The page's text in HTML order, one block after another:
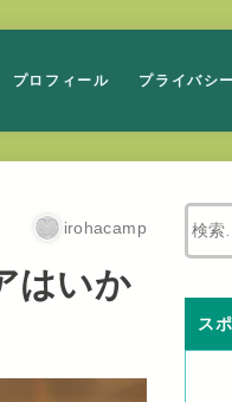
プロフィール プライバシ
irohacamp
はいか
ス